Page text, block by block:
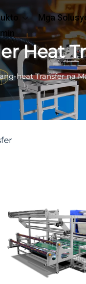
Mga
Heat
heat Transfer na